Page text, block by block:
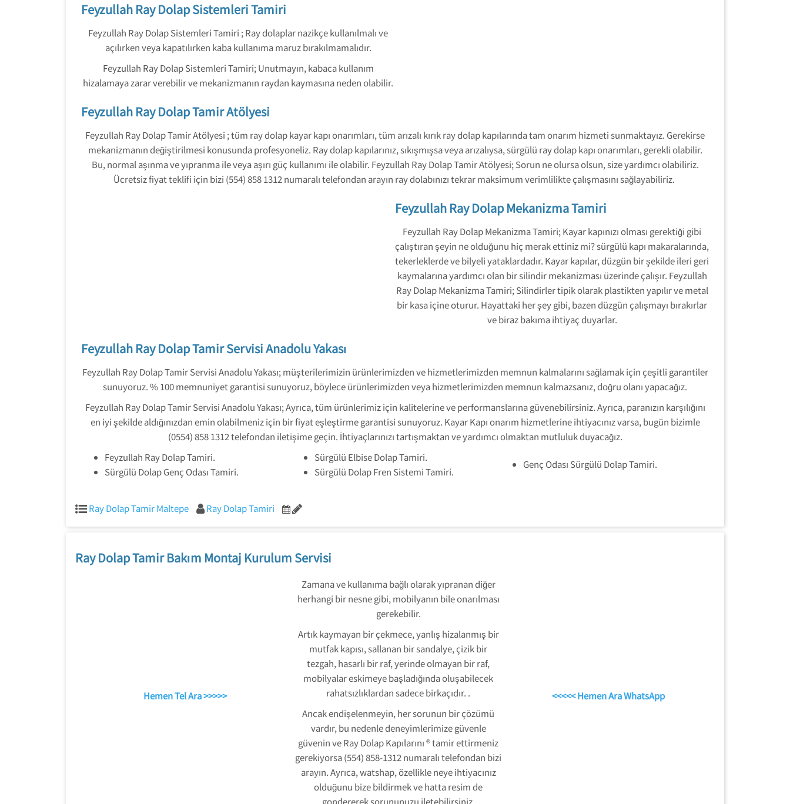
Feyzullah Ray Dolap Sistemleri Tamiri
Feyzullah Ray Dolap Sistemleri Tamiri ; Ray dolaplar nazikçe kullanılmalı ve
açılırken veya kapatılırken kaba kullanıma maruz bırakılmamalıdır.
Feyzullah Ray Dolap Sistemleri Tamiri; Unutmayın, kabaca kullanım
hizalamaya zarar verebilir ve mekanizmanın raydan kaymasına neden olabilir.
Feyzullah Ray Dolap Tamir Atölyesi
Feyzullah Ray Dolap Tamir Atölyesi ; tüm ray dolap kayar kapı onarımları, tüm arızalı kırık ray dolap kapılarında tam onarım hizmeti sunmaktayız. Gerekirse
mekanizmanın değiştirilmesi konusunda profesyoneliz. Ray dolap kapılarınız, sıkışmışsa veya arızalıysa, sürgülü ray dolap kapı onarımları, gerekli olabilir.
Bu, normal aşınma ve yıpranma ile veya aşırı güç kullanımı ile olabilir. Feyzullah Ray Dolap Tamir Atölyesi; Sorun ne olursa olsun, size yardımcı olabiliriz.
Ücretsiz fiyat teklifi için bizi (554) 858 1312 numaralı telefondan arayın ray dolabınızı tekrar maksimum verimlilikte çalışmasını sağlayabiliriz.
Feyzullah Ray Dolap Mekanizma Tamiri
Feyzullah Ray Dolap Mekanizma Tamiri; Kayar kapınızı olması gerektiği gibi
çalıştıran şeyin ne olduğunu hiç merak ettiniz mi? sürgülü kapı makaralarında,
tekerleklerde ve bilyeli yataklardadır. Kayar kapılar, düzgün bir şekilde ileri geri
kaymalarına yardımcı olan bir silindir mekanizması üzerinde çalışır. Feyzullah
Ray Dolap Mekanizma Tamiri; Silindirler tipik olarak plastikten yapılır ve metal
bir kasa içine oturur. Hayattaki her şey gibi, bazen düzgün çalışmayı bırakırlar
ve biraz bakıma ihtiyaç duyarlar.
Feyzullah Ray Dolap Tamir Servisi Anadolu Yakası
Feyzullah Ray Dolap Tamir Servisi Anadolu Yakası; müşterilerimizin ürünlerimizden ve hizmetlerimizden memnun kalmalarını sağlamak için çeşitli garantiler
sunuyoruz. % 100 memnuniyet garantisi sunuyoruz, böylece ürünlerimizden veya hizmetlerimizden memnun kalmazsanız, doğru olanı yapacağız.
Feyzullah Ray Dolap Tamir Servisi Anadolu Yakası; Ayrıca, tüm ürünlerimiz için kalitelerine ve performanslarına güvenebilirsiniz. Ayrıca, paranızın karşılığını
en iyi şekilde aldığınızdan emin olabilmeniz için bir fiyat eşleştirme garantisi sunuyoruz. Kayar Kapı onarım hizmetlerine ihtiyacınız varsa, bugün bizimle
(0554) 858 1312 telefondan iletişime geçin. İhtiyaçlarınızı tartışmaktan ve yardımcı olmaktan mutluluk duyacağız.
Feyzullah Ray Dolap Tamiri.
Sürgülü Dolap Genç Odası Tamiri.
Sürgülü Elbise Dolap Tamiri.
Sürgülü Dolap Fren Sistemi Tamiri.
Genç Odası Sürgülü Dolap Tamiri.
Ray Dolap Tamir Maltepe Ray Dolap Tamiri
Ray Dolap Tamir Bakım Montaj Kurulum Servisi
Hemen Tel Ara >>>>>
Zamana ve kullanıma bağlı olarak yıpranan diğer
herhangi bir nesne gibi, mobilyanın bile onarılması
gerekebilir.
Artık kaymayan bir çekmece, yanlış hizalanmış bir
mutfak kapısı, sallanan bir sandalye, çizik bir
tezgah, hasarlı bir raf, yerinde olmayan bir raf,
mobilyalar eskimeye başladığında oluşabilecek
rahatsızlıklardan sadece birkaçıdır. .
Ancak endişelenmeyin, her sorunun bir çözümü
vardır, bu nedenle deneyimlerimize güvenle
güvenin ve Ray Dolap Kapılarını ® tamir ettirmeniz
gerekiyorsa (554) 858-1312 numaralı telefondan bizi
arayın. Ayrıca, watshap, özellikle neye ihtiyacınız
olduğunu bize bildirmek ve hatta resim de
gondererek sorununuzu iletebilirsiniz.
<<<<< Hemen Ara WhatsApp